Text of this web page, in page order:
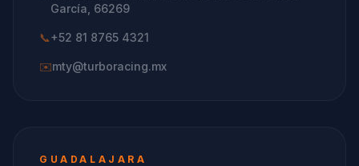
García, 66269
📞+52 81 8765 4321
✉️mty@turboracing.mx
GUADALAJARA